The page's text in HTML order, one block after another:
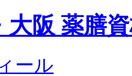
大阪 薬膳
ール